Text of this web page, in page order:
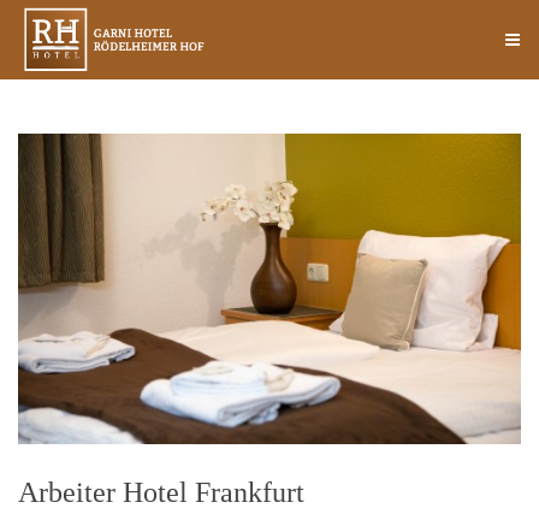
Arbeiter Hotel Frankfurt